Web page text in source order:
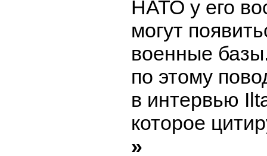
НАТО у его
могут
военные
по этому
в интервью
которое
»